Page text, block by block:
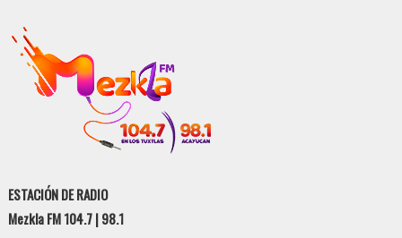
ESTACIÓN DE RADIO
Mezkla FM 104.7 | 98.1